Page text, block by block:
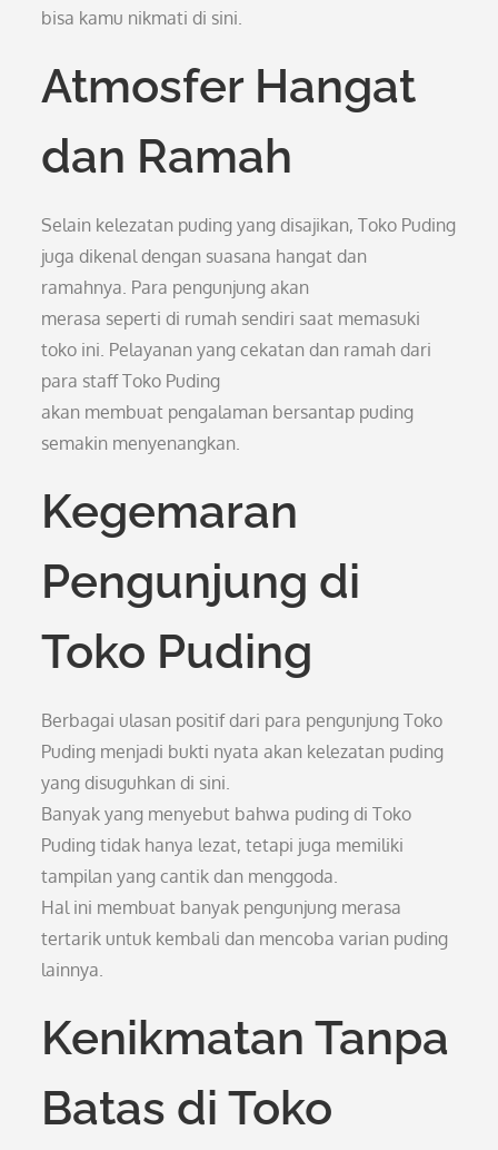
bisa kamu nikmati di sini.
Atmosfer Hangat
dan Ramah
Selain kelezatan puding yang disajikan, Toko Puding
juga dikenal dengan suasana hangat dan
ramahnya. Para pengunjung akan
merasa seperti di rumah sendiri saat memasuki
toko ini. Pelayanan yang cekatan dan ramah dari
para staff Toko Puding
akan membuat pengalaman bersantap puding
semakin menyenangkan.
Kegemaran
Pengunjung di
Toko Puding
Berbagai ulasan positif dari para pengunjung Toko
Puding menjadi bukti nyata akan kelezatan puding
yang disuguhkan di sini.
Banyak yang menyebut bahwa puding di Toko
Puding tidak hanya lezat, tetapi juga memiliki
tampilan yang cantik dan menggoda.
Hal ini membuat banyak pengunjung merasa
tertarik untuk kembali dan mencoba varian puding
lainnya.
Kenikmatan Tanpa
Batas di Toko